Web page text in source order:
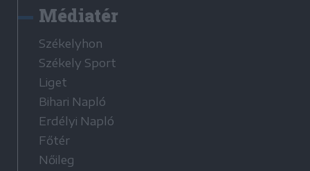
Médiatér
Székelyhon
Székely Sport
Liget
Bihari Napló
Erdélyi Napló
Főtér
Nőileg